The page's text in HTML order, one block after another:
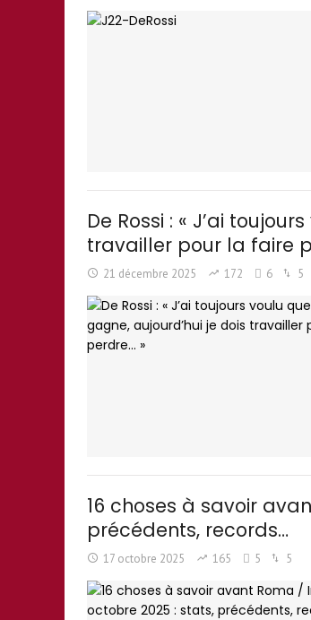
De Rossi : « J’ai
travailler pour la faire
21 décembre 2025 172 6 5
16 choses à savoir
précédents, records…
17 octobre 2025 165 5 5